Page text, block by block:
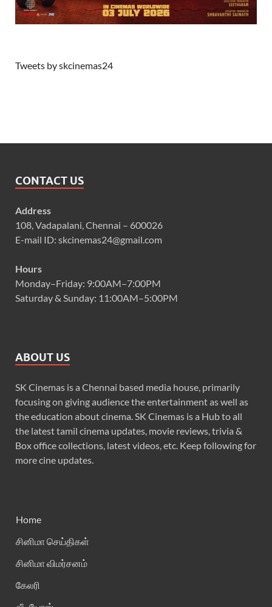
Tweets by skcinemas24
CONTACT US
Address
108, Vadapalani, Chennai – 600026
E-mail ID: skcinemas24@gmail.com
Hours
Monday–Friday: 9:00AM–7:00PM
Saturday & Sunday: 11:00AM–5:00PM
ABOUT US
SK Cinemas is a Chennai based media house, primarily
focusing on giving audience the entertainment as well as
the education about cinema. SK Cinemas is a Hub to all
the latest tamil cinema updates, movie reviews, trivia &
Box office collections, latest videos, etc. Keep following for
more cine updates.
Home
சினிமா செய்திகள்
சினிமா விமர்சனம்
கேலரி